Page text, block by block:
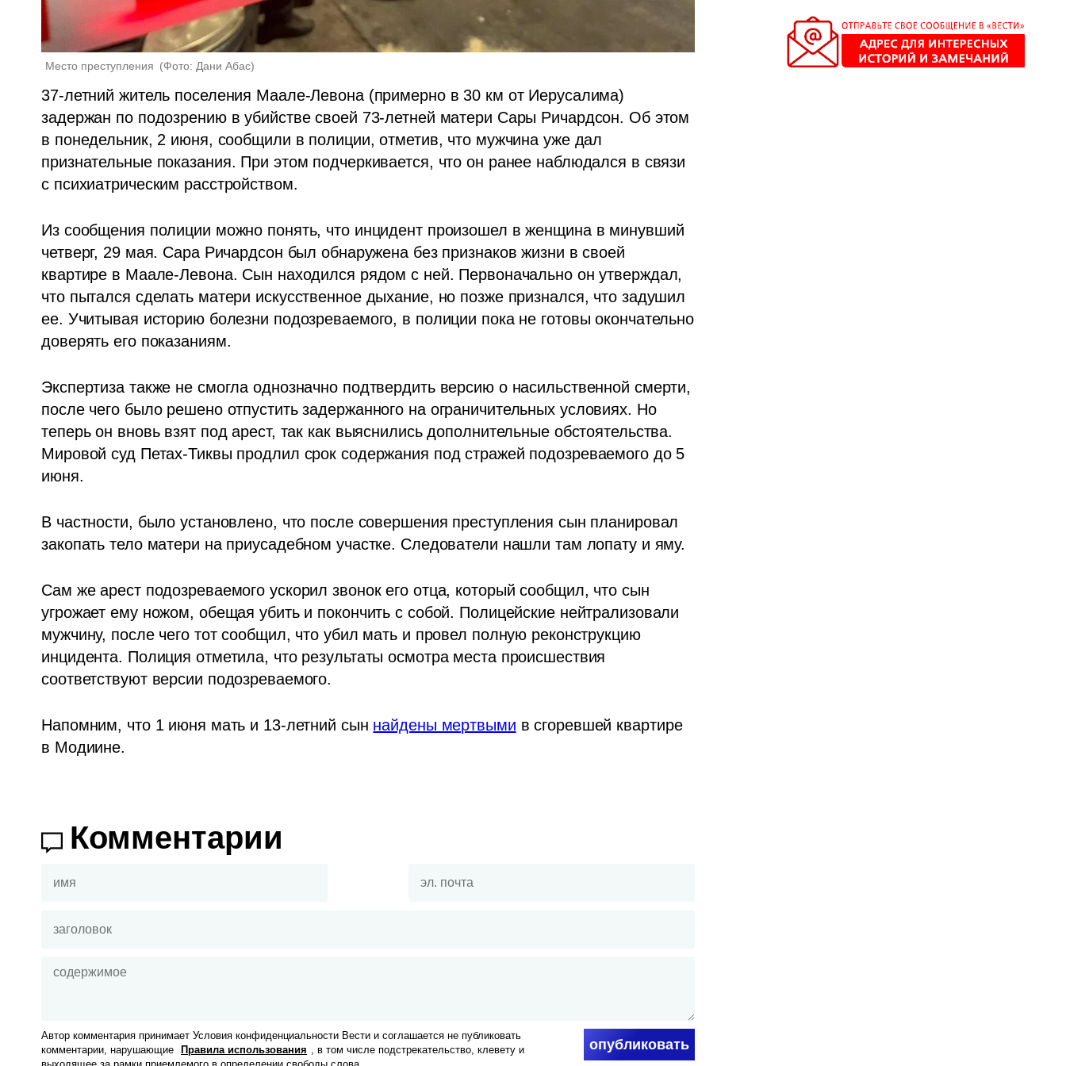
Место преступления (Фото: Дани Абас)
37-летний житель поселения Маале-Левона (примерно в 30 км от Иерусалима)
задержан по подозрению в убийстве своей 73-летней матери Сары Ричардсон. Об этом
в понедельник, 2 июня, сообщили в полиции, отметив, что мужчина уже дал
признательные показания. При этом подчеркивается, что он ранее наблюдался в связи
с психиатрическим расстройством.
Из сообщения полиции можно понять, что инцидент произошел в женщина в минувший
четверг, 29 мая. Сара Ричардсон был обнаружена без признаков жизни в своей
квартире в Маале-Левона. Сын находился рядом с ней. Первоначально он утверждал,
что пытался сделать матери искусственное дыхание, но позже признался, что задушил
ее. Учитывая историю болезни подозреваемого, в полиции пока не готовы окончательно
доверять его показаниям.
Экспертиза также не смогла однозначно подтвердить версию о насильственной смерти,
после чего было решено отпустить задержанного на ограничительных условиях. Но
теперь он вновь взят под арест, так как выяснились дополнительные обстоятельства.
Мировой суд Петах-Тиквы продлил срок содержания под стражей подозреваемого до 5
июня.
В частности, было установлено, что после совершения преступления сын планировал
закопать тело матери на приусадебном участке. Следователи нашли там лопату и яму.
Сам же арест подозреваемого ускорил звонок его отца, который сообщил, что сын
угрожает ему ножом, обещая убить и покончить с собой. Полицейские нейтрализовали
мужчину, после чего тот сообщил, что убил мать и провел полную реконструкцию
инцидента. Полиция отметила, что результаты осмотра места происшествия
соответствуют версии подозреваемого.
Напомним, что 1 июня мать и 13-летний сын найдены мертвыми в сгоревшей квартире
в Модиине.
Комментарии
Автор комментария принимает Условия конфиденциальности Вести и соглашается не публиковать
комментарии, нарушающие
Правила использования , в том числе подстрекательство, клевету и
опубликовать